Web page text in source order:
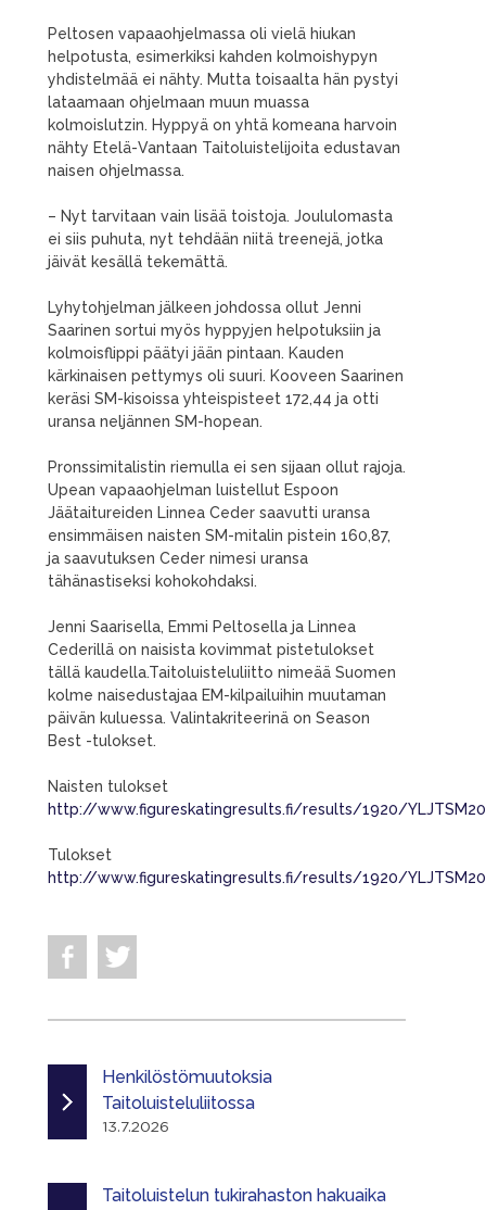
Peltosen vapaaohjelmassa oli vielä hiukan
helpotusta, esimerkiksi kahden kolmoishypyn
yhdistelmää ei nähty. Mutta toisaalta hän pystyi
lataamaan ohjelmaan muun muassa
kolmoislutzin. Hyppyä on yhtä komeana harvoin
nähty Etelä-Vantaan Taitoluistelijoita edustavan
naisen ohjelmassa.
– Nyt tarvitaan vain lisää toistoja. Joululomasta
ei siis puhuta, nyt tehdään niitä treenejä, jotka
jäivät kesällä tekemättä.
Lyhytohjelman jälkeen johdossa ollut Jenni
Saarinen sortui myös hyppyjen helpotuksiin ja
kolmoisflippi päätyi jään pintaan. Kauden
kärkinaisen pettymys oli suuri. Kooveen Saarinen
keräsi SM-kisoissa yhteispisteet 172,44 ja otti
uransa neljännen SM-hopean.
Pronssimitalistin riemulla ei sen sijaan ollut rajoja.
Upean vapaaohjelman luistellut Espoon
Jäätaitureiden Linnea Ceder saavutti uransa
ensimmäisen naisten SM-mitalin pistein 160,87,
ja saavutuksen Ceder nimesi uransa
tähänastiseksi kohokohdaksi.
Jenni Saarisella, Emmi Peltosella ja Linnea
Cederillä on naisista kovimmat pistetulokset
tällä kaudella.Taitoluisteluliitto nimeää Suomen
kolme naisedustajaa EM-kilpailuihin muutaman
päivän kuluessa. Valintakriteerinä on Season
Best -tulokset.
Naisten tulokset
http://www.figureskatingresults.fi/results/1920/
Tulokset
http://www.figureskatingresults.fi/results/1920/
Henkilöstömuutoksia
Taitoluisteluliitossa
13.7.2026
Taitoluistelun tukirahaston hakuaika